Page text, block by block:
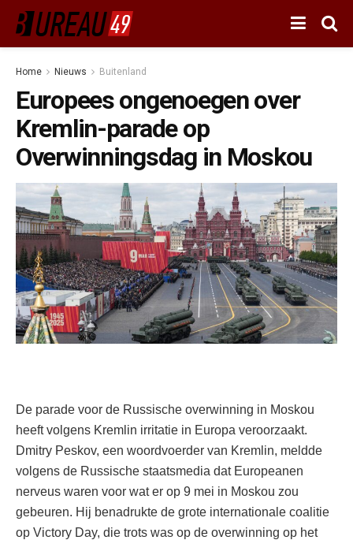
Home Nieuws Buitenland
Europees ongenoegen over
Kremlin-parade op
Overwinningsdag in Moskou
De parade voor de Russische overwinning in Moskou
heeft volgens Kremlin irritatie in Europa veroorzaakt.
Dmitry Peskov, een woordvoerder van Kremlin, meldde
volgens de Russische staatsmedia dat Europeanen
nerveus waren voor wat er op 9 mei in Moskou zou
gebeuren. Hij benadrukte de grote internationale coalitie
op Victory Day, die trots was op de overwinning op het